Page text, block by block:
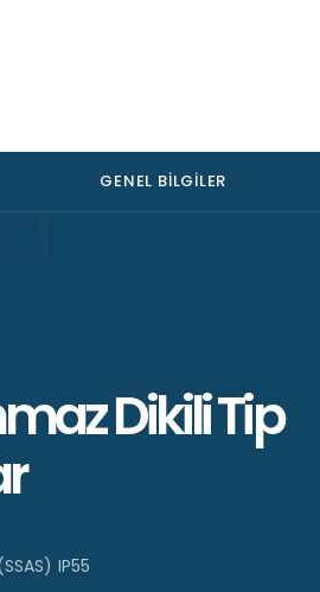
GENEL BILGILER
Dikili Tip
IP55